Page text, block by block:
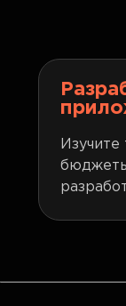
Изучите